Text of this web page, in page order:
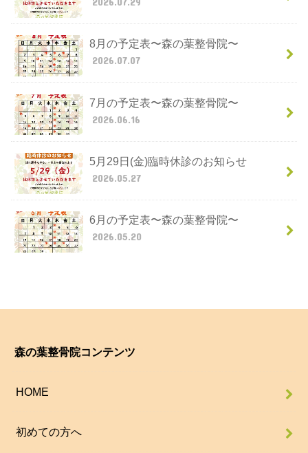
8月の予定表〜森の葉整骨院〜
2026.07.07
7月の予定表〜森の葉整骨院〜
2026.06.16
5月29日(金)臨時休診のお知らせ
2026.05.27
6月の予定表〜森の葉整骨院〜
2026.05.20
森の葉整骨院コンテンツ
HOME
初めての方へ